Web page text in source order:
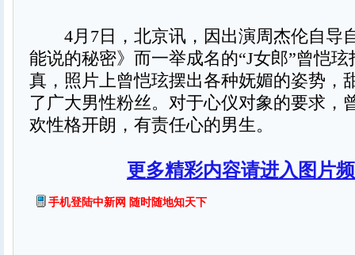
4月7日，北京讯，因出演周杰伦自导
能说的秘密》而一举成名的“J女郎”曾恺
真，照片上曾恺玹摆出各种妩媚的姿势，
了广大男性粉丝。对于心仪对象的要求，
欢性格开朗，有责任心的男生。
更多精彩内容请进入图片
手机登陆中新网 随时随地知天下